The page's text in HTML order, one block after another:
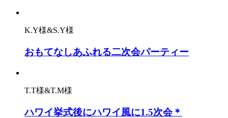
K.Y様&S.Y様
おもてなしあふれる二次会パーティー
T.T様&T.M様
ハワイ挙式後にハワイ風に1.5次会＊